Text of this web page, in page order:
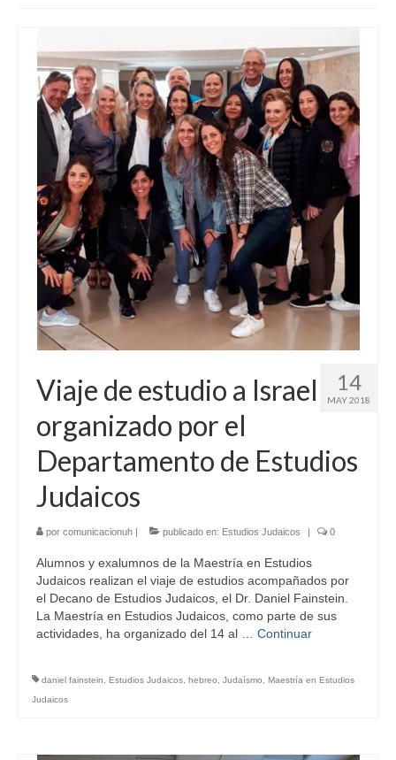
14
MAY 2018
Viaje de estudio a Israel
organizado por el
Departamento de Estudios
Judaicos
por comunicacionuh | publicado en: Estudios Judaicos | 0
Alumnos y exalumnos de la Maestría en Estudios
Judaicos realizan el viaje de estudios acompañados por
el Decano de Estudios Judaicos, el Dr. Daniel Fainstein.
La Maestría en Estudios Judaicos, como parte de sus
actividades, ha organizado del 14 al … Continuar
daniel fainstein Estudios Judaicos hebreo Judaísmo
Maestría en Estudios
Judaicos